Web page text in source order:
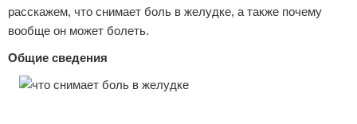
Строительство и ремонт
Здоровье
Компьютеры
Сотрудничество
Размещение рекламы
Для правообладателей
расскажем, что снимает боль в желудке, а также почему
вообще он может болеть.
Общие сведения